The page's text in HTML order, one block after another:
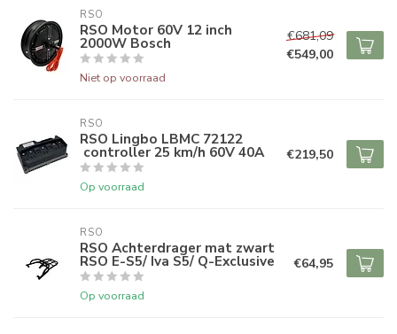
RSO
RSO Motor 60V 12 inch
2000W Bosch
Niet op voorraad
€681,09
€549,00
RSO
RSO Lingbo LBMC 72122
controller 25 km/h 60V 40A
Op voorraad
€219,50
RSO
RSO Achterdrager mat zwart
RSO E-S5/ Iva S5/ Q-Exclusive
Op voorraad
€64,95